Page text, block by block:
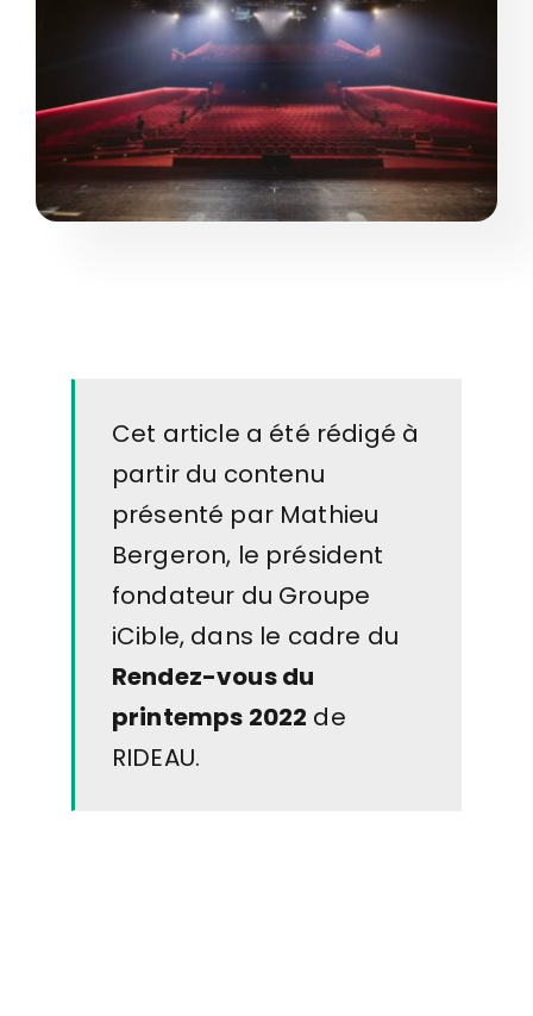
Cet article a été rédigé à
partir du contenu
présenté par Mathieu
Bergeron, le président
fondateur du Groupe
iCible, dans le cadre du
Rendez-vous du
printemps 2022 de
RIDEAU.